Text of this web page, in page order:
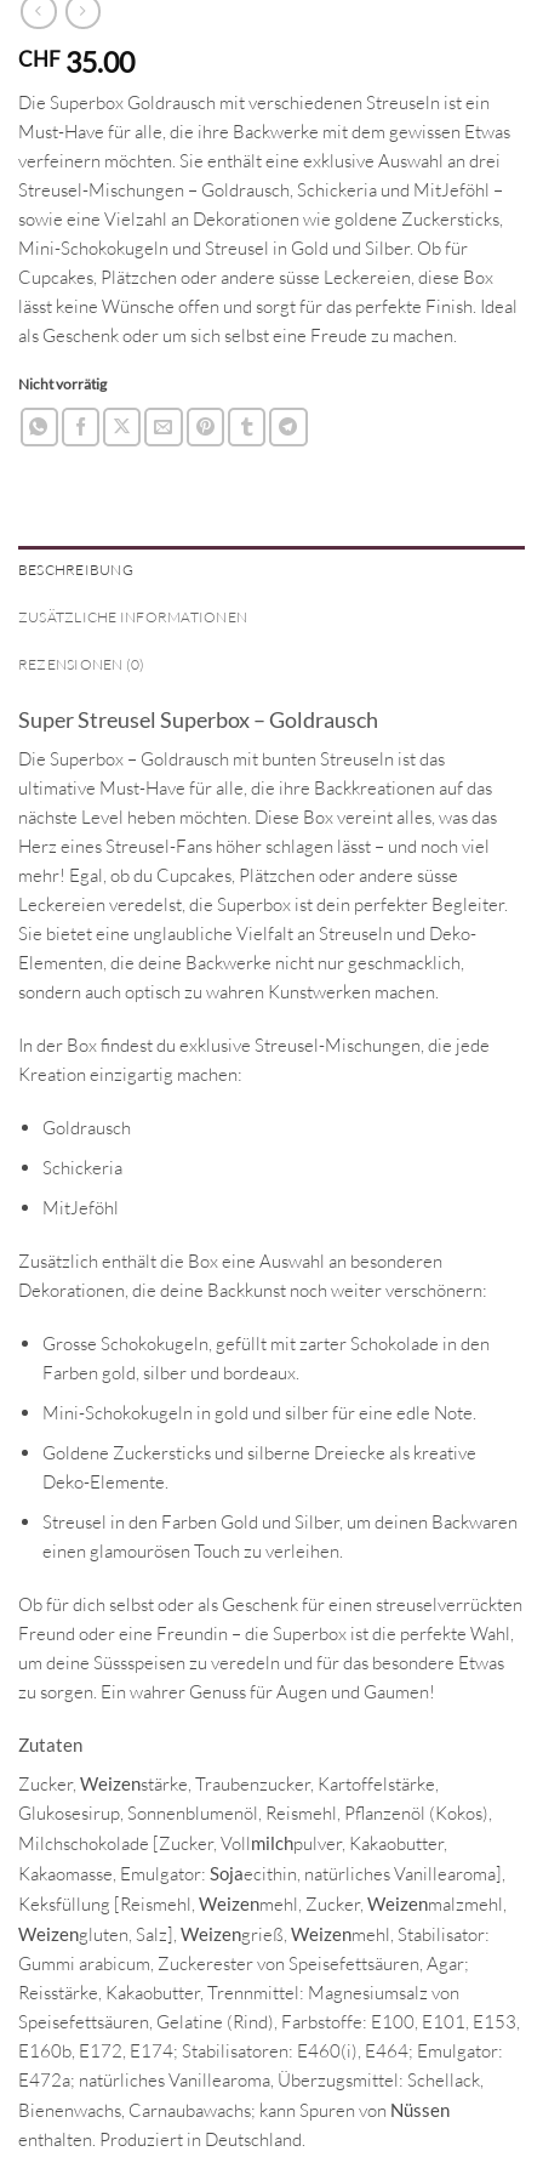
CHF 35.00
Die Superbox Goldrausch mit verschiedenen Streuseln ist ein
Must-Have für alle, die ihre Backwerke mit dem gewissen Etwas
verfeinern möchten. Sie enthält eine exklusive Auswahl an drei
Streusel-Mischungen – Goldrausch, Schickeria und MitJeföhl –
sowie eine Vielzahl an Dekorationen wie goldene Zuckersticks,
Mini-Schokokugeln und Streusel in Gold und Silber. Ob für
Cupcakes, Plätzchen oder andere süsse Leckereien, diese Box
lässt keine Wünsche offen und sorgt für das perfekte Finish. Ideal
als Geschenk oder um sich selbst eine Freude zu machen.
Nicht vorrätig
BESCHREIBUNG
ZUSÄTZLICHE INFORMATIONEN
REZENSIONEN (0)
Super Streusel Superbox – Goldrausch
Die Superbox – Goldrausch mit bunten Streuseln ist das
ultimative Must-Have für alle, die ihre Backkreationen auf das
nächste Level heben möchten. Diese Box vereint alles, was das
Herz eines Streusel-Fans höher schlagen lässt – und noch viel
mehr! Egal, ob du Cupcakes, Plätzchen oder andere süsse
Leckereien veredelst, die Superbox ist dein perfekter Begleiter.
Sie bietet eine unglaubliche Vielfalt an Streuseln und Deko-
Elementen, die deine Backwerke nicht nur geschmacklich,
sondern auch optisch zu wahren Kunstwerken machen.
In der Box findest du exklusive Streusel-Mischungen, die jede
Kreation einzigartig machen:
Goldrausch
Schickeria
MitJeföhl
Zusätzlich enthält die Box eine Auswahl an besonderen
Dekorationen, die deine Backkunst noch weiter verschönern:
Grosse Schokokugeln, gefüllt mit zarter Schokolade in den
Farben gold, silber und bordeaux.
Mini-Schokokugeln in gold und silber für eine edle Note.
Goldene Zuckersticks und silberne Dreiecke als kreative
Deko-Elemente.
Streusel in den Farben Gold und Silber, um deinen Backwaren
einen glamourösen Touch zu verleihen.
Ob für dich selbst oder als Geschenk für einen streuselverrückten
Freund oder eine Freundin – die Superbox ist die perfekte Wahl,
um deine Süssspeisen zu veredeln und für das besondere Etwas
zu sorgen. Ein wahrer Genuss für Augen und Gaumen!
Zutaten
Zucker, Weizenstärke, Traubenzucker, Kartoffelstärke,
Glukosesirup, Sonnenblumenöl, Reismehl, Pflanzenöl (Kokos),
Milchschokolade [Zucker, Vollmilchpulver, Kakaobutter,
Kakaomasse, Emulgator: Sojaecithin, natürliches Vanillearoma],
Keksfüllung [Reismehl, Weizenmehl, Zucker, Weizenmalzmehl,
Weizengluten, Salz], Weizengrieß, Weizenmehl, Stabilisator:
Gummi arabicum, Zuckerester von Speisefettsäuren, Agar;
Reisstärke, Kakaobutter, Trennmittel: Magnesiumsalz von
Speisefettsäuren, Gelatine (Rind), Farbstoffe: E100, E101, E153,
E160b, E172, E174; Stabilisatoren: E460(i), E464; Emulgator:
E472a; natürliches Vanillearoma, Überzugsmittel: Schellack,
Bienenwachs, Carnaubawachs; kann Spuren von Nüssen
enthalten. Produziert in Deutschland.